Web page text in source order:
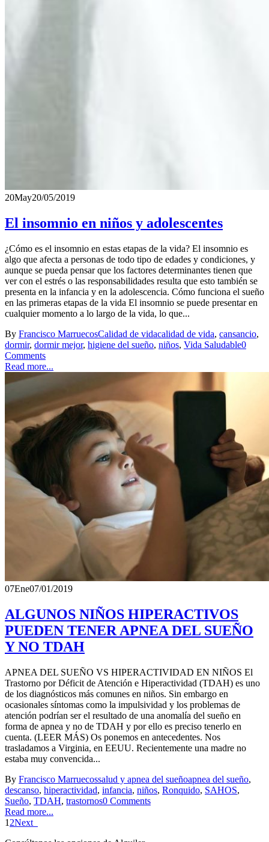
20May20/05/2019
El insomnio en niños y adolescentes
¿Cómo es el insomnio en estas etapas de la vida? El insomnio es
algo que afecta a personas de todo tipo de edades y condiciones, y
aunque se pueda pensar que los factores determinantes tienen que
ver con el estrés o las responsabilidades resulta que esto también se
presenta en la infancia y en la adolescencia. Cómo funciona el sueño
en las primeras etapas de la vida El insomnio se puede presentar en
cualquier momento a lo largo de la vida, lo que...
By Francisco MarruecosCalidad de vidacalidad de vida, cansancio,
dormir, dormir mejor, higiene del sueño, niños, Vida Saludable0
Comments
Read more...
07Ene07/01/2019
ALGUNOS NIÑOS HIPERACTIVOS
PUEDEN TENER APNEA DEL SUEÑO
Y NO TDAH
APNEA DEL SUEÑO VS HIPERACTIVIDAD EN NIÑOS El
Trastorno por Déficit de Atención e Hiperactividad (TDAH) es uno
de los diagnósticos más comunes en niños. Sin embargo en
ocasionales síntomas como la impulsividad y los problemas de
atención podrían ser el resultado de una anomalía del sueño en
forma de apnea y no de TDAH y por ello es preciso tenerlo en
cuenta. (LEER MÁS) Os ponemos en antecedentes. Nos
trasladamos a Virginia, en EEUU. Recientemente una madre no
estaba muy convencida...
By Francisco Marruecossalud y apnea del sueñoapnea del sueño,
descanso, hiperactividad, infancia, niños, Ronquido, SAHOS,
Sueño, TDAH, trastornos0 Comments
Read more...
1 2Next